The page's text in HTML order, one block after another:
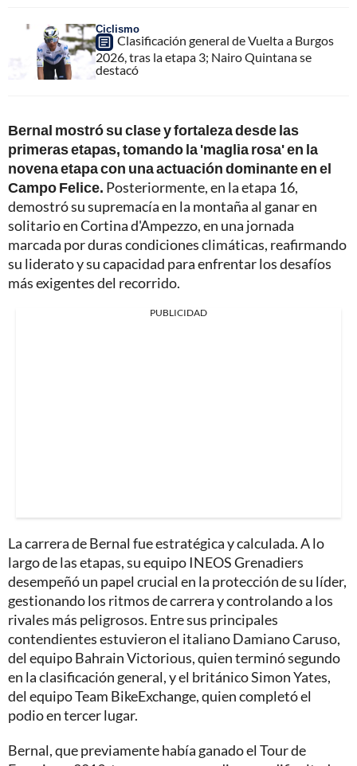
Ciclismo
Clasificación general de Vuelta a Burgos
2026, tras la etapa 3; Nairo Quintana se
destacó
Bernal mostró su clase y fortaleza desde las
primeras etapas, tomando la 'maglia rosa' en la
novena etapa con una actuación dominante en el
Campo Felice. Posteriormente, en la etapa 16,
demostró su supremacía en la montaña al ganar en
solitario en Cortina d'Ampezzo, en una jornada
marcada por duras condiciones climáticas, reafirmando
su liderato y su capacidad para enfrentar los desafíos
más exigentes del recorrido.
PUBLICIDAD
La carrera de Bernal fue estratégica y calculada. A lo
largo de las etapas, su equipo INEOS Grenadiers
desempeñó un papel crucial en la protección de su líder,
gestionando los ritmos de carrera y controlando a los
rivales más peligrosos. Entre sus principales
contendientes estuvieron el italiano Damiano Caruso,
del equipo Bahrain Victorious, quien terminó segundo
en la clasificación general, y el británico Simon Yates,
del equipo Team BikeExchange, quien completó el
podio en tercer lugar.
Bernal, que previamente había ganado el Tour de